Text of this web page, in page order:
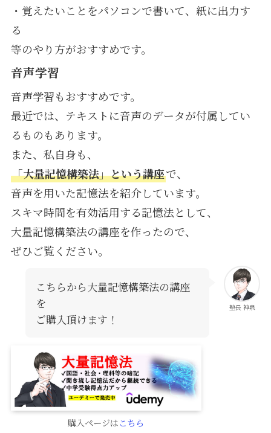
・覚えたいことをパソコンで書いて、紙に出力す
る
等のやり方がおすすめです。
音声学習
音声学習もおすすめです。
最近では、テキストに音声のデータが付属してい
るものもあります。
また、私自身も、
「大量記憶構築法」という講座で、
音声を用いた記憶法を紹介しています。
スキマ時間を有効活用する記憶法として、
大量記憶構築法の講座を作ったので、
ぜひご覧ください。
塾長 神泉
こちらから大量記憶構築法の講座
を
ご購入頂けます！
購入ページは こちら